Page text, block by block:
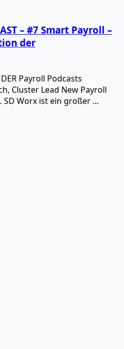
– #7 Smart Payroll –
der
Payroll Podcasts
Cluster Lead New Payroll
SD Worx ist ein großer ...